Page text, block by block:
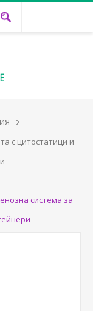
с цитостатици и
система за